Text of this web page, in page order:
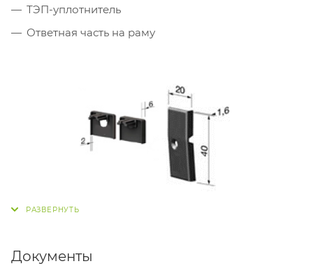
ТЭП-уплотнитель
Ответная часть на раму
Документы